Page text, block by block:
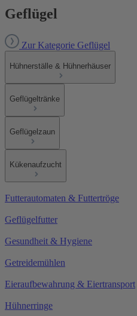
Geflügel
Zur Kategorie Geflügel
Hühnerställe & Hühnerhäuser
Geflügeltränke
Geflügelzaun
Kükenaufzucht
Futterautomaten & Futtertröge
Geflügelfutter
Gesundheit & Hygiene
Getreidemühlen
Eieraufbewahrung & Eiertransport
Hühnerringe